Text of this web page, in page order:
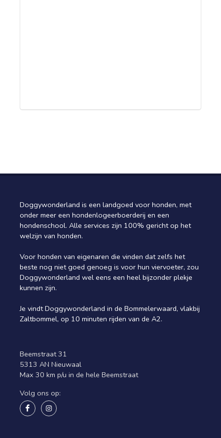
Doggywonderland is een landgoed voor honden, met
onder meer een hondenlogeerboerderij en een
hondenschool. Alle services zijn 100% gericht op het
welzijn van honden.
Voor honden van eigenaren die vinden dat zelfs het
beste nog niet goed genoeg is voor hun viervoeter, zou
Doggywonderland wel eens een heel bijzonder plekje
kunnen zijn.
Je vindt Doggywonderland in de Bommelerwaard, vlakbij
Zaltbommel, op 10 minuten rijden van de A2.
Beemstraat 31
5313 AN Nieuwaal
Max 30 km p/u in de hele Beemstraat
Volg ons op: